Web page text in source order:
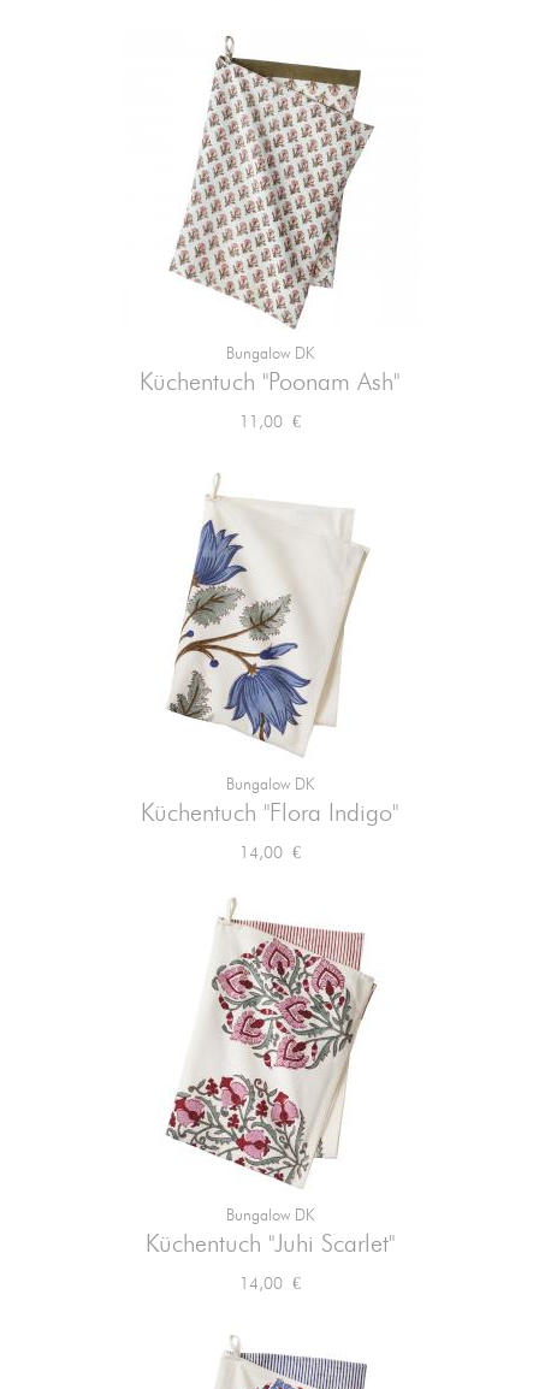
Bungalow DK
Küchentuch "Poonam Ash"
Preis
11,00 €
Bungalow DK
Küchentuch "Flora Indigo"
Preis
14,00 €
Bungalow DK
Küchentuch "Juhi Scarlet"
Preis
14,00 €